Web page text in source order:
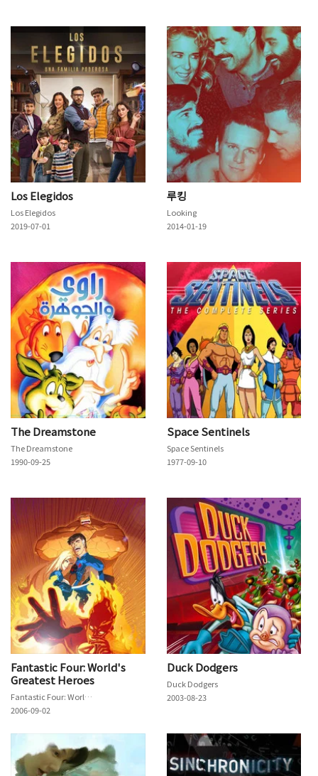
Los Elegidos
Los Elegidos
2019-07-01
루킹
Looking
2014-01-19
The Dreamstone
The Dreamstone
1990-09-25
Space Sentinels
Space Sentinels
1977-09-10
Fantastic Four: World's
Greatest Heroes
Fantastic Four: World's Greatest Heroes
2006-09-02
Duck Dodgers
Duck Dodgers
2003-08-23